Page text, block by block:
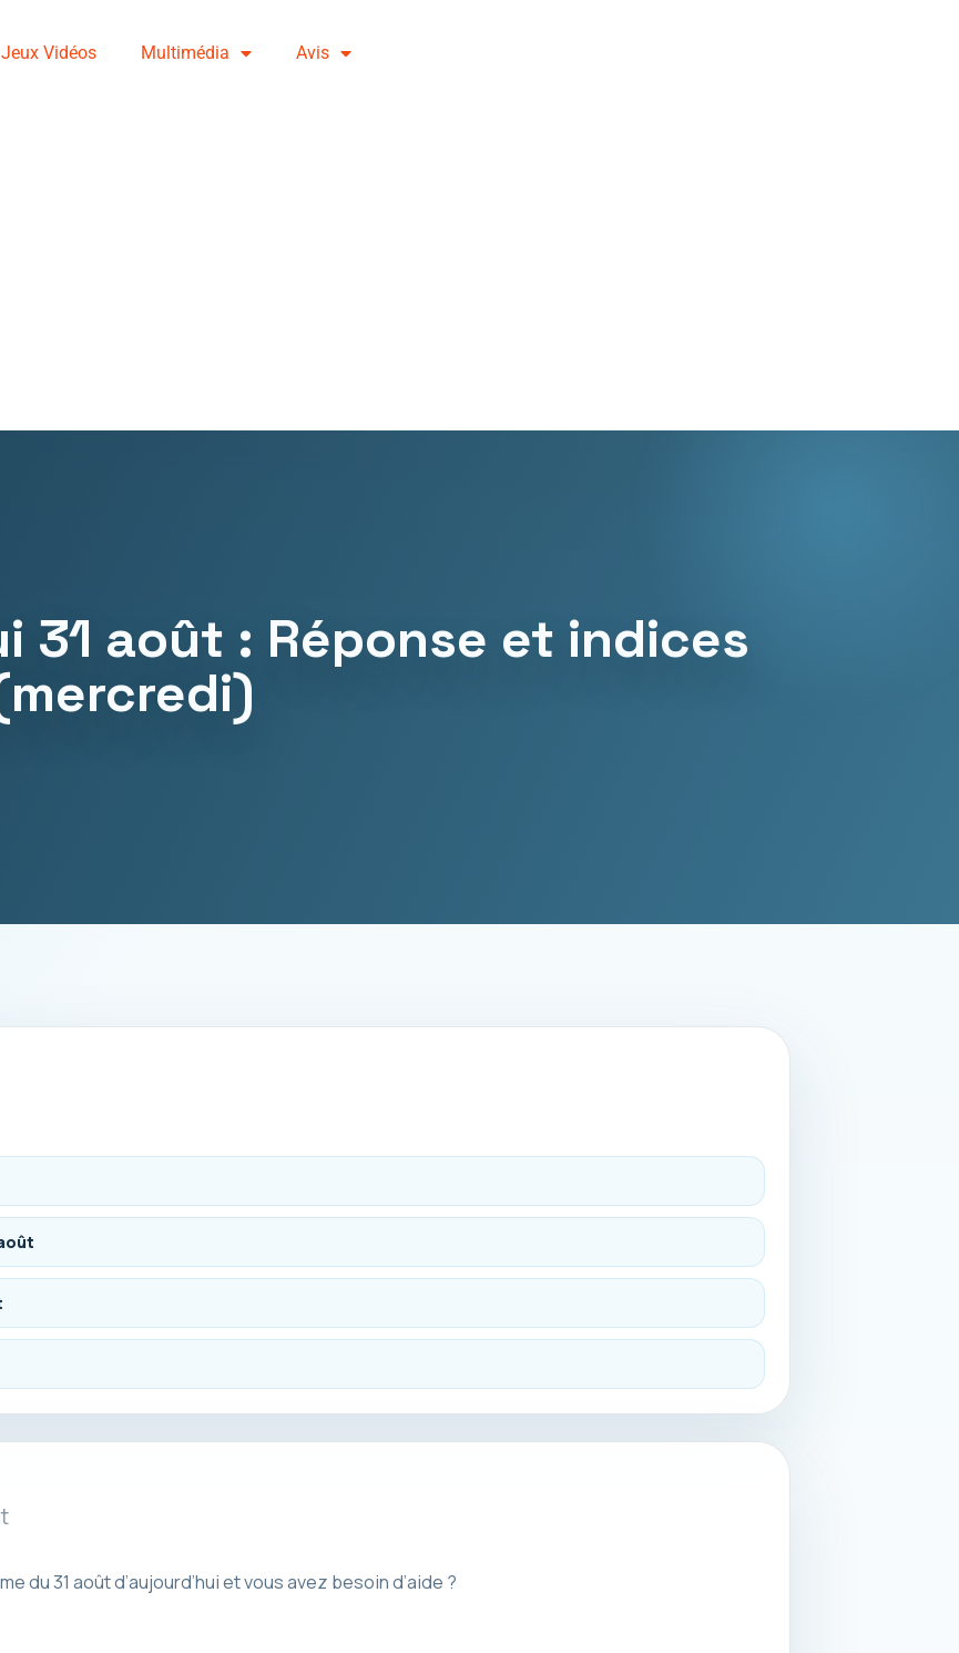
Jeux Vidéos Multimédia Avis
31 août : Réponse et indices
du 31 août d’aujourd’hui et vous avez besoin d’aide ?